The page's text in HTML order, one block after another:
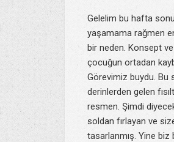
Gelelim bu hafta
yaşamama rağmen
bir neden. Konsept ve
çocuğun ortadan
Görevimiz buydu. Bu
derinlerden gelen
resmen. Şimdi
soldan fırlayan ve
tasarlanmış. Yine